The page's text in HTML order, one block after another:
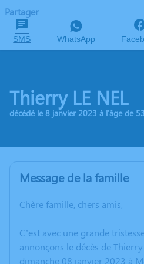
Partager
SMS WhatsApp
Thierry LE NEL
décédé le 8 janvier 2023 à l'âge de
Message de la famille
Chère famille, chers amis,
C’est avec une grande
annonçons le décès de
dimanche 08 janvier 2023 à